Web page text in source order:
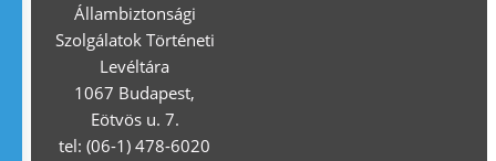
Állambiztonsági
Szolgálatok Történeti
Levéltára
1067 Budapest,
Eötvös u. 7.
tel: (06-1) 478-6020